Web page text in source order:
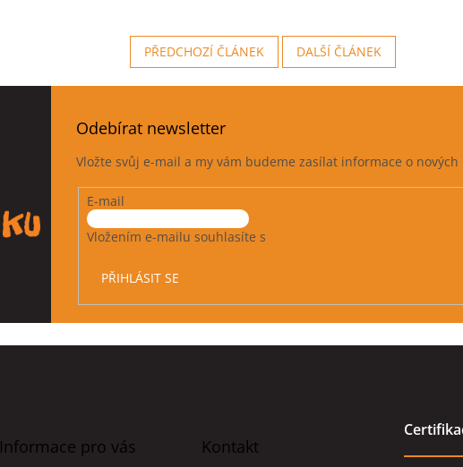
PŘEDCHOZÍ ČLÁNEK DALŠÍ ČLÁNEK
Odebírat newsletter
Vložte svůj e-mail a my vám budeme zasílat informace o
E-mail
Vložením e-mailu souhlasíte s
PŘIHLÁSIT SE
Informace pro vás Kontakt